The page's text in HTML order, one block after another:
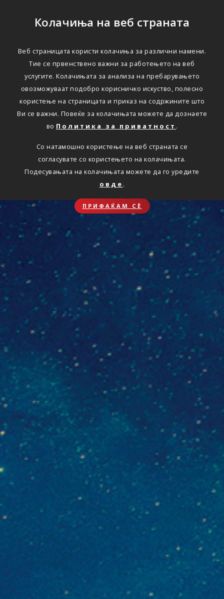
Колачиња на веб страната
Веб страницата користи колачиња за различни намени.
Тие се првенствено важни за работењето на веб
услугите. Колачињата за анализа на пребарувањето
овозможуваат подобро корисничко искуство, полесно
користење на страницата и приказ на содржините што
Ви се важни. Повеќе за колачињата можете да дознаете
во Политика за приватност .
Со натамошно користење на веб страната се
согласувате со користењето на колачињата.
Подесувањата на колачињата можете да го уредите
овде .
ПРИФАЌАМ СЀ